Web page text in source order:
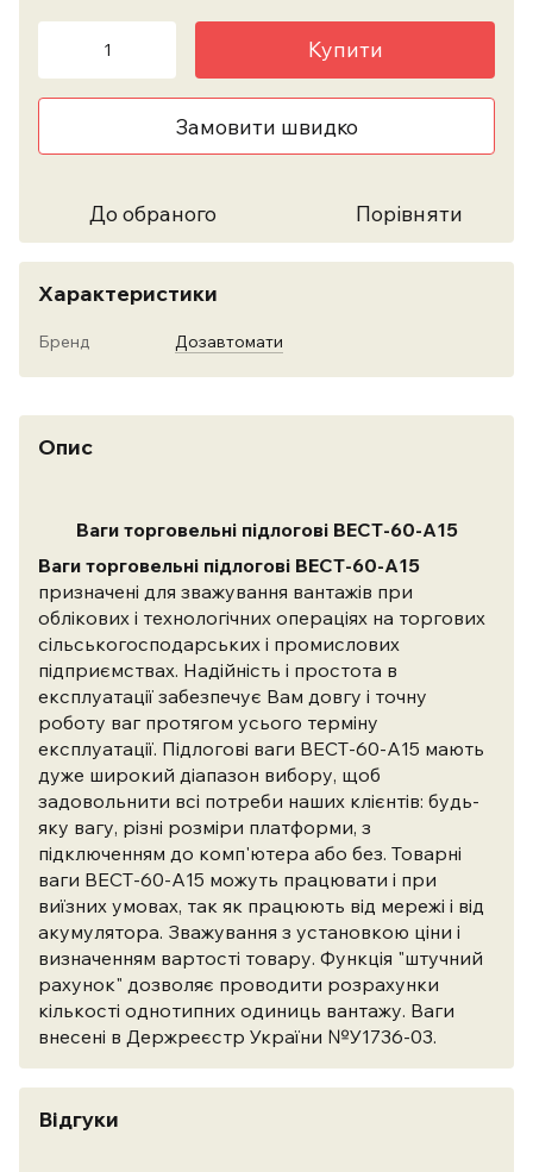
Купити
Замовити швидко
До обраного Порівняти
Характеристики
Бренд Дозавтомати
Опис
Ваги торговельні підлогові ВЕСТ-60-А15
Ваги торговельні підлогові ВЕСТ-60-А15
призначені для зважування вантажів при
облікових і технологічних операціях на торгових
сільськогосподарських і промислових
підприємствах. Надійність і простота в
експлуатації забезпечує Вам довгу і точну
роботу ваг протягом усього терміну
експлуатації. Підлогові ваги ВЕСТ-60-А15 мають
дуже широкий діапазон вибору, щоб
задовольнити всі потреби наших клієнтів: будь-
яку вагу, різні розміри платформи, з
підключенням до комп'ютера або без. Товарні
ваги ВЕСТ-60-А15 можуть працювати і при
виїзних умовах, так як працюють від мережі і від
акумулятора. Зважування з установкою ціни і
визначенням вартості товару. Функція "штучний
рахунок" дозволяє проводити розрахунки
кількості однотипних одиниць вантажу. Ваги
внесені в Держреєстр України №У1736-03.
Відгуки